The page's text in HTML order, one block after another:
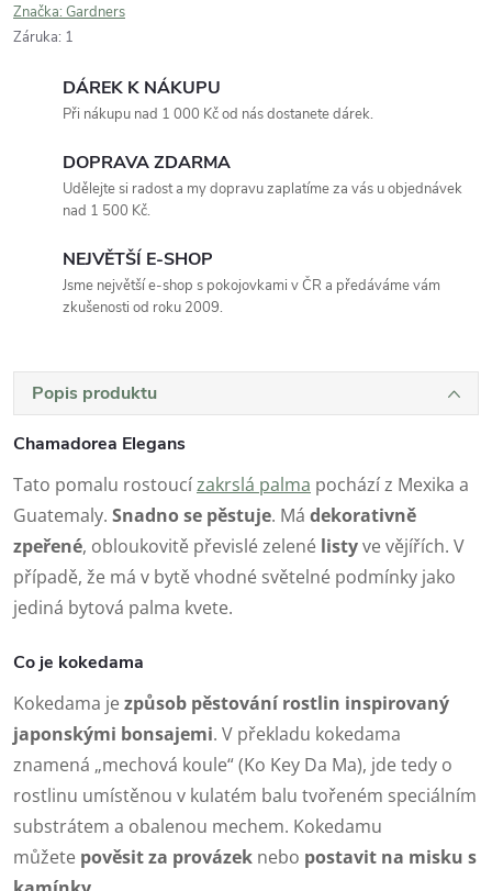
Značka: Gardners
Záruka: 1
DÁREK K NÁKUPU
Při nákupu nad 1 000 Kč od nás dostanete dárek.
DOPRAVA ZDARMA
Udělejte si radost a my dopravu zaplatíme za vás u objednávek
nad 1 500 Kč.
NEJVĚTŠÍ E-SHOP
Jsme největší e-shop s pokojovkami v ČR a předáváme vám
zkušenosti od roku 2009.
Popis produktu
Chamadorea Elegans
Tato pomalu rostoucízakrslá palma pochází z Mexika a
Guatemaly. Snadno se pěstuje. Má dekorativně
zpeřené, obloukovitě převislé zelené listyve vějířích. V
případě, že má v bytě vhodné světelné podmínky jako
jediná bytová palma kvete.
Co je kokedama
Kokedama jezpůsob pěstování rostlin inspirovaný
japonskými bonsajemi. V překladu kokedama
znamená „mechová koule“ (Ko Key Da Ma), jde tedy o
rostlinu umístěnou v kulatém balu tvořeném speciálním
substrátem a obalenou mechem. Kokedamu
můžete pověsit za provázek nebo postavit na misku s